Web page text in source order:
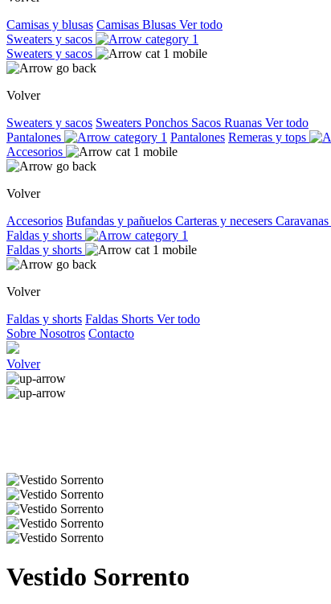
Camisas y blusas Camisas Blusas Ver todo
Sweaters y sacos
Sweaters y sacos
Volver
Sweaters y sacos Sweaters Ponchos Sacos Ruanas Ver todo
Pantalones
Pantalones Remeras y tops
Accesorios
Volver
Accesorios Bufandas y pañuelos Carteras y necesers Caravanas
Faldas y shorts
Faldas y shorts
Volver
Faldas y shorts Faldas Shorts Ver todo
Sobre Nosotros Contacto
Volver
Vestido Sorrento